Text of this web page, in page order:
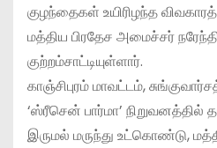
குழந்தைகள் உயிரிழந்த
மத்திய பிரதேச அமைச்சர்
குற்றம்சாட்டியுள்ளார்.
காஞ்சிபுரம் மாவட்டம்,
‘ஸ்ரீசென் பார்மா’ நிறுவனத்தில்
இருமல் மருந்து உட்கொண்டு,